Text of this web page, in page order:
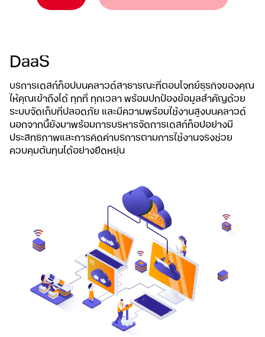
DaaS
บริการเดสก์ท็อปบนคลาวด์สาธารณะที่ตอบโจทย์ธุรกิจของคุณ
ให้คุณเข้าถึงได้ ทุกที่ ทุกเวลา พร้อมปกป้องข้อมูลสำคัญด้วย
ระบบจัดเก็บที่ปลอดภัย และมีความพร้อมใช้งานสูงบนคลาวด์
นอกจากนี้ยังมาพร้อมการบริหารจัดการเดสก์ท็อปอย่างมี
ประสิทธิภาพและการคิดค่าบริการตามการใช้งานจริงช่วย
ควบคุมต้นทุนได้อย่างยืดหยุ่น